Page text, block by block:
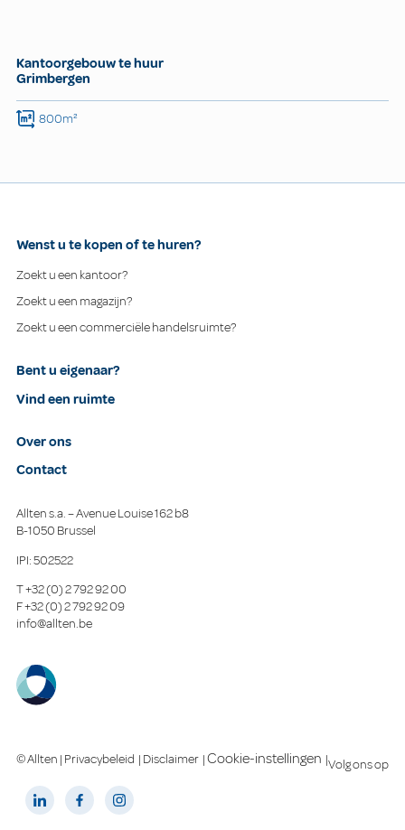
Kantoorgebouw te huur
Grimbergen
800m²
Wenst u te kopen of te huren?
Zoekt u een kantoor?
Zoekt u een magazijn?
Zoekt u een commerciële handelsruimte?
Bent u eigenaar?
Vind een ruimte
Over ons
Contact
Allten s.a. – Avenue Louise 162 b8
B-1050 Brussel
IPI: 502522
T+32 (0) 2 792 92 00
F+32 (0) 2 792 92 09
info@allten.be
© Allten | Privacybeleid | Disclaimer |Cookie-instellingen |Volg ons op